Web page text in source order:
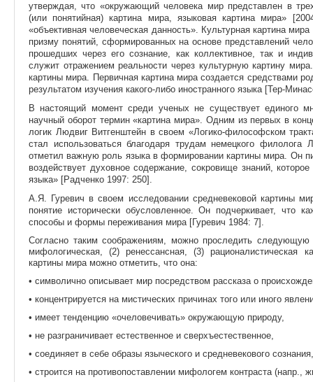
утверждая, что «окружающий человека мир представлен в
(или понятийная) картина мира, языковая картина мира»
«объективная человеческая данность». Культурная картина
призму понятий, сформированных на основе представлений
прошедших через его сознание, как коллективное, так и
служит отражением реальности через культурную картину
картины мира. Первичная картина мира создается средствами
результатом изучения какого-либо иностранного языка [Тер-
В настоящий момент среди ученых не существует единого
научный оборот термин «картина мира». Одним из первых в
логик Людвиг Витгенштейн в своем «Логико-философском
стал использоваться благодаря трудам немецкого филолога
отметил важную роль языка в формировании картины мира. Он
воздействует духовное содержание, сокровище знаний,
языка» [Радченко 1997: 250].
А.Я. Гуревич в своем исследовании средневековой картины
понятие исторически обусловленное. Он подчеркивает, что
способы и формы переживания мира [Гуревич 1984: 7].
Согласно таким соображениям, можно проследить
мифологическая, (2) ренессансная, (3) рационалистическая
картины мира можно отметить, что она:
• символично описывает мир посредством рассказа о
• концентрируется на мистических причинах того или иного
• имеет тенденцию «очеловечивать» окружающую природу,
• не разграничивает естественное и сверхъестественное,
• соединяет в себе образы языческого и средневекового сознания,
• строится на противопоставлении мифологем контраста (напр.,